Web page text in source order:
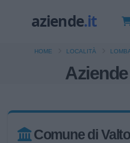
HOME LOCALITÀ
Comune di